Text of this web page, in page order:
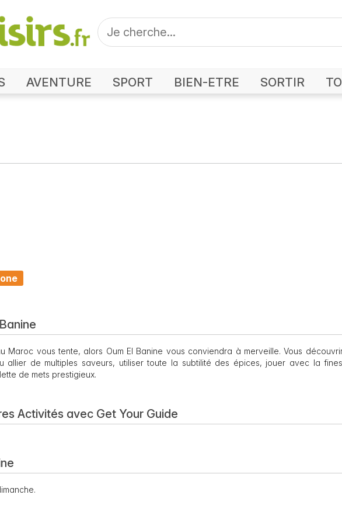
AVENTURE SPORT BIEN-ETRE SORTIR
vous tente, alors Oum El Banine vous conviendra à merveille. Vous
allier de multiples saveurs, utiliser toute la subtilité des épices, jouer avec la
de mets prestigieux.
Activités avec Get Your Guide